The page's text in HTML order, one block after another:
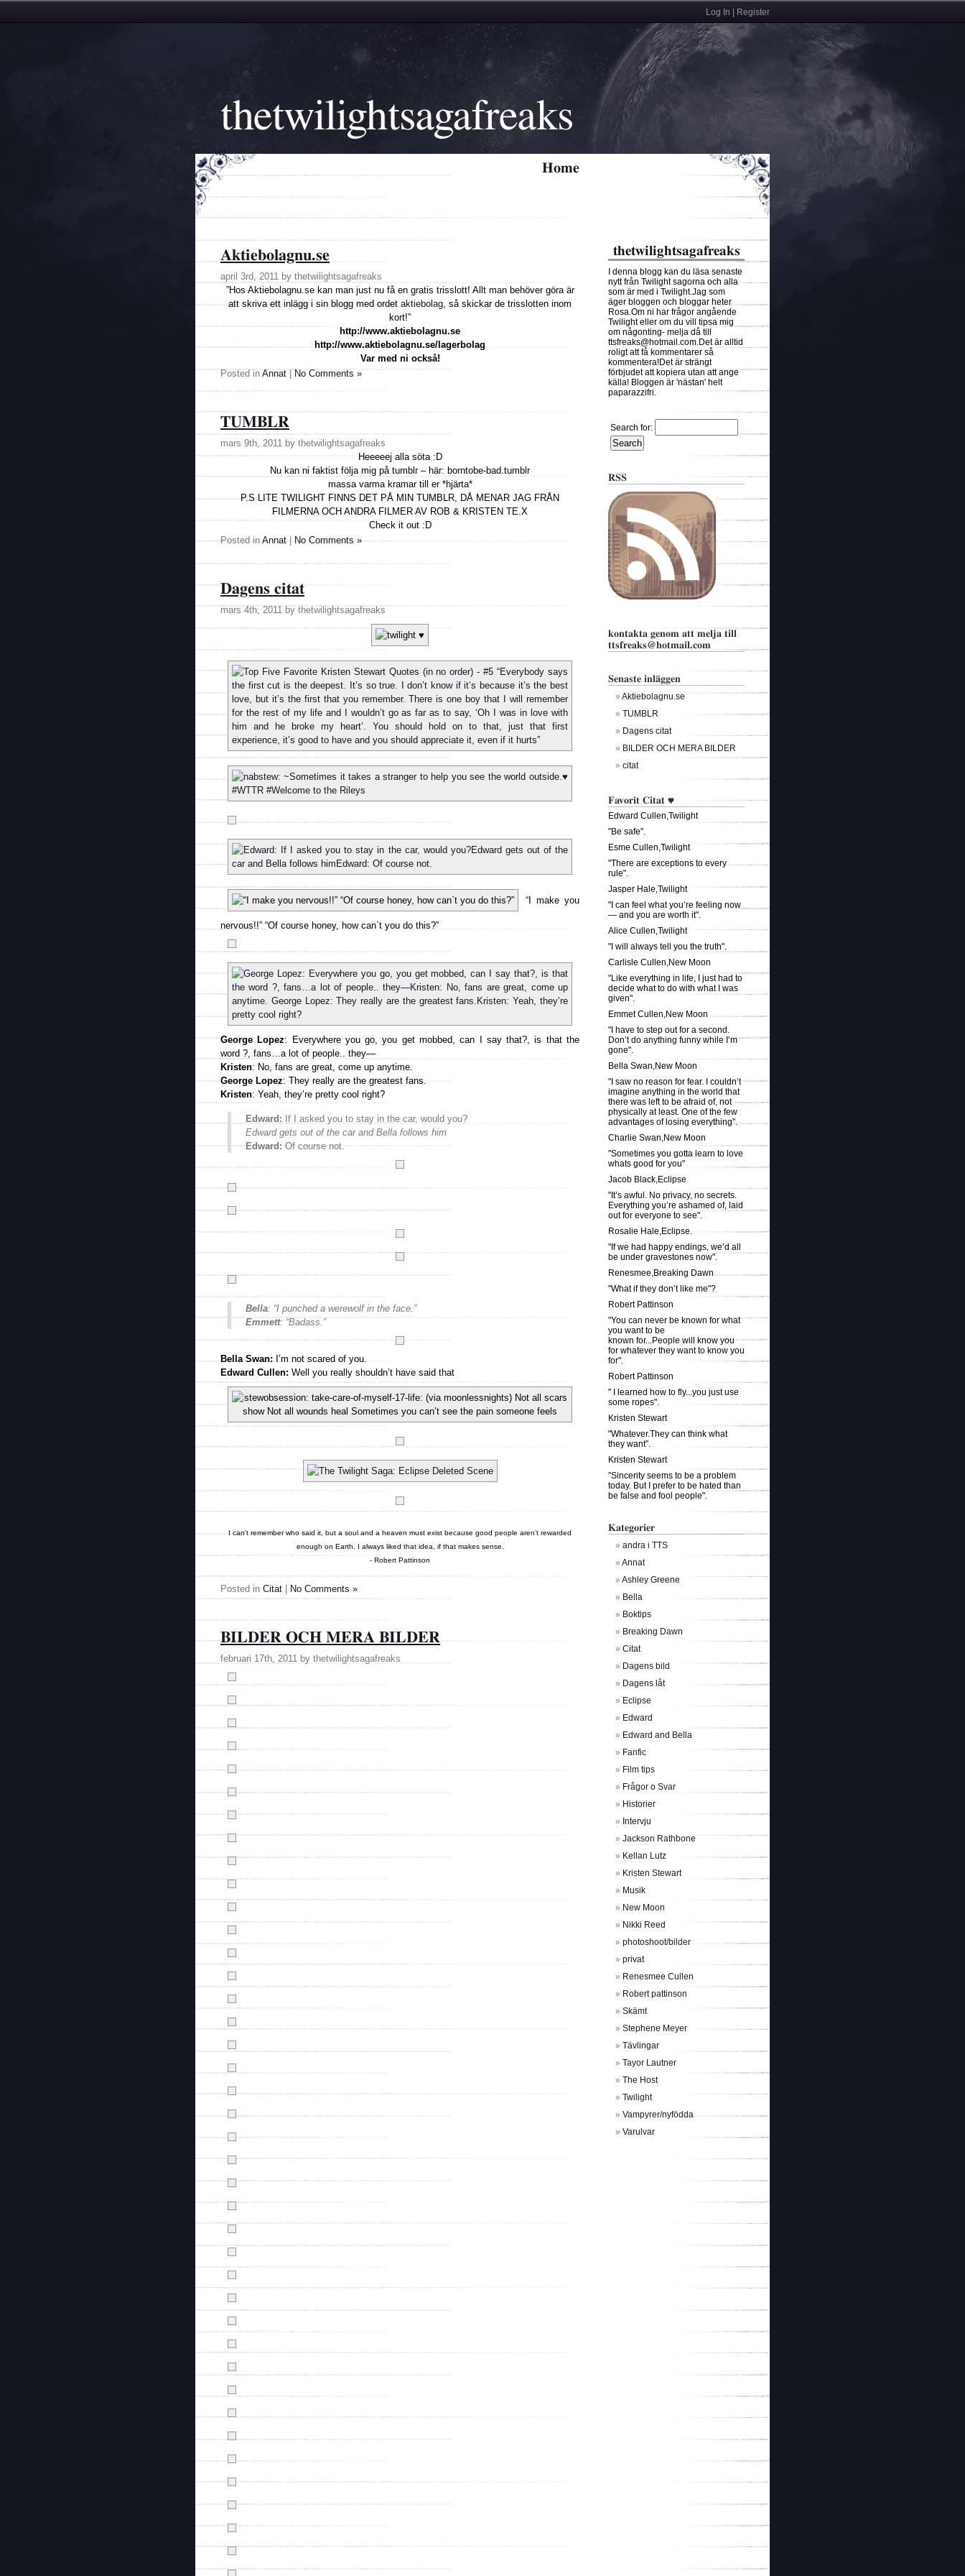
Log In | Register
thetwilightsagafreaks
Home
Aktiebolagnu.se
april 3rd, 2011 by thetwilightsagafreaks
”Hos Aktiebolagnu.se kan man just nu få en gratis trisslott! Allt man behöver göra är
att skriva ett inlägg i sin blogg med ordet aktiebolag, så skickar de trisslotten inom
kort!”
http://www.aktiebolagnu.se
http://www.aktiebolagnu.se/lagerbolag
Var med ni också!
Posted in Annat No Comments »
TUMBLR
mars 9th, 2011 by thetwilightsagafreaks
Heeeeej alla söta :D
Nu kan ni faktist följa mig på tumblr – här: borntobe-bad.tumblr
massa varma kramar till er *hjärta*
P.S LITE TWILIGHT FINNS DET PÅ MIN TUMBLR, DÅ MENAR JAG FRÅN
FILMERNA OCH ANDRA FILMER AV ROB & KRISTEN TE.X
Check it out :D
Posted in Annat| No Comments »
Dagens citat
mars 4th, 2011 by thetwilightsagafreaks
“I make you
nervous!!” “Of course honey, how can`t you do this?”
George Lopez: Everywhere you go, you get mobbed, can I say that?, is that the
word ?, fans…a lot of people.. they—
Kristen: No, fans are great, come up anytime.
George Lopez: They really are the greatest fans.
Kristen: Yeah, they’re pretty cool right?
Edward: If I asked you to stay in the car, would you?
Edward gets out of the car and Bella follows him
Edward: Of course not.
Bella: “I punched a werewolf in the face.”
Emmett: “Badass.”
Bella Swan: I’m not scared of you.
Edward Cullen: Well you really shouldn’t have said that
I can’t remem­ber who said it, but a soul and a heaven must exist because good peo­ple aren’t rewarded
enough on Earth. I always liked that idea, if that makes sense.
- Robert Pattinson
Posted in Citat No Comments »
BILDER OCH MERA BILDER
februari 17th, 2011 by thetwilightsagafreaks
thetwilightsagafreaks
I denna blogg kan du läsa senaste
nytt från Twilight sagorna och alla
som är med i Twilight.Jag som
äger bloggen och bloggar heter
Rosa.Om ni har frågor angående
Twilight eller om du vill tipsa mig
om någonting- melja då till
ttsfreaks@hotmail.com.Detär alltid
roligt att få kommentarer så
kommentera!Det är strängt
förbjudet att kopiera utan att ange
källa! Bloggen är 'nästan' helt
paparazzifri.
Search for:
RSS
kontakta genom att melja till
ttsfreaks@hotmail.com
Senaste inläggen
Aktiebolagnu.se
TUMBLR
Dagens citat
BILDER OCH MERA BILDER
citat
Favorit Citat ♥
Edward Cullen,Twilight
"Be safe".
Esme Cullen,Twilight
"There are exceptions to every
rule".
Jasper Hale,Twilight
"I can feel what you’re feeling now
— and you are worth it".
Alice Cullen,Twilight
"I will always tell you the truth".
Carlisle Cullen,New Moon
"Like everything in life, I just had to
decide what to do with what I was
given".
Emmet Cullen,New Moon
"I have to step out for a second.
Don’t do anything funny while I’m
gone".
Bella Swan,New Moon
"I saw no reason for fear. I couldn’t
imagine anything in the world that
there was left to be afraid of, not
physically at least. One of the few
advantages of losing everything".
Charlie Swan,New Moon
"Sometimes you gotta learn to love
whats good for you"
Jacob Black,Eclipse
"It’s awful. No privacy, no secrets.
Everything you’re ashamed of, laid
out for everyone to see".
Rosalie Hale,Eclipse.
"If we had happy endings, we’d all
be under gravestones now".
Renesmee,Breaking Dawn
"What if they don’t like me"?
Robert Pattinson
"You can never be known for what
you want to be
known for...People will know you
for whatever they want to know you
for".
Robert Pattinson
" I learned how to fly...you just use
some ropes".
Kristen Stewart
"Whatever.They can think what
they want”.
Kristen Stewart
”Sincerity seems to be a problem
today. But I prefer to be hated than
be false and fool people".
Kategorier
andra i TTS
Annat
Ashley Greene
Bella
Boktips
Breaking Dawn
Citat
Dagens bild
Dagens låt
Eclipse
Edward
Edward and Bella
Fanfic
Film tips
Frågor o Svar
Historier
Intervju
Jackson Rathbone
Kellan Lutz
Kristen Stewart
Musik
New Moon
Nikki Reed
photoshoot/bilder
privat
Renesmee Cullen
Robert pattinson
Skämt
Stephene Meyer
Tävlingar
Tayor Lautner
The Host
Twilight
Vampyrer/nyfödda
Varulvar